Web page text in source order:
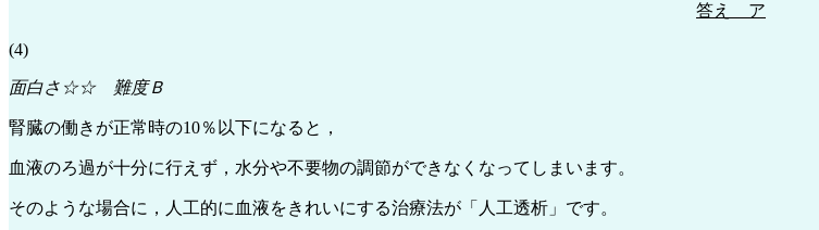
答え ア
(4)
面白さ☆☆ 難度Ｂ
腎臓の働きが正常時の10％以下になると，
血液のろ過が十分に行えず，水分や不要物の調節ができなくなってしまいます。
そのような場合に，人工的に血液をきれいにする治療法が「人工透析」です。